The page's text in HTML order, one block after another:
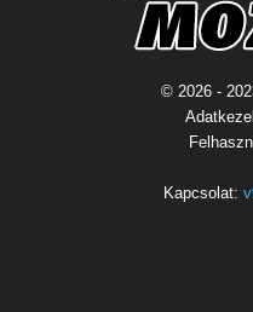
© 2026 -
Kapcsolat: